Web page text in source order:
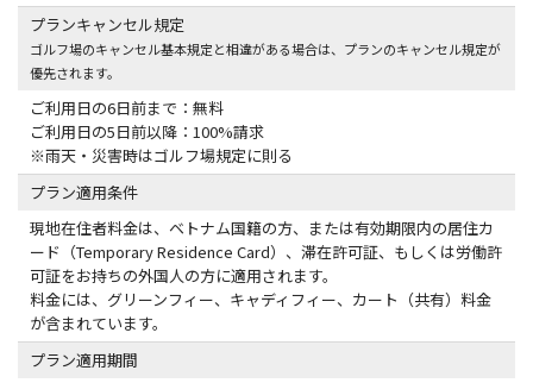
プランキャンセル規定
ゴルフ場のキャンセル基本規定と相違がある場合は、プランのキャンセル規定が
優先されます。
ご利用日の6日前まで：無料
ご利用日の5日前以降：100%請求
※雨天・災害時はゴルフ場規定に則る
プラン適用条件
現地在住者料金は、ベトナム国籍の方、または有効期限内の居住カ
ード（Temporary Residence Card）、滞在許可証、もしくは労働許
可証をお持ちの外国人の方に適用されます。
料金には、グリーンフィー、キャディフィー、カート（共有）料金
が含まれています。
プラン適用期間